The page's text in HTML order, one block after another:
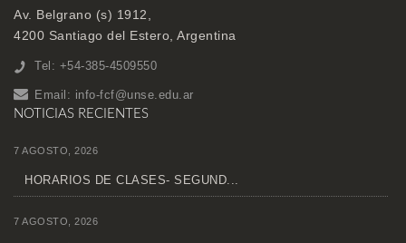
Av. Belgrano (s) 1912,
4200 Santiago del Estero, Argentina
Tel: +54-385-4509550
Email: info-fcf@unse.edu.ar
NOTICIAS RECIENTES
7 AGOSTO, 2026
HORARIOS DE CLASES- SEGUND...
7 AGOSTO, 2026